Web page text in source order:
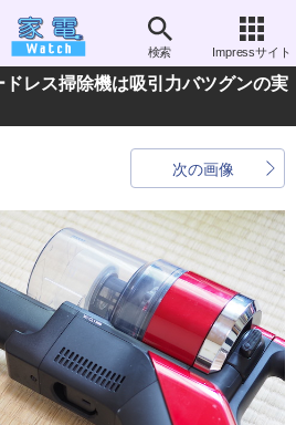
検索 Impressサイト
レス掃除機は吸引力バツグンの実
次の画像